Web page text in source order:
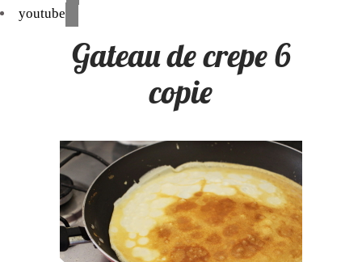
youtube
Gateau de crepe 6
copie